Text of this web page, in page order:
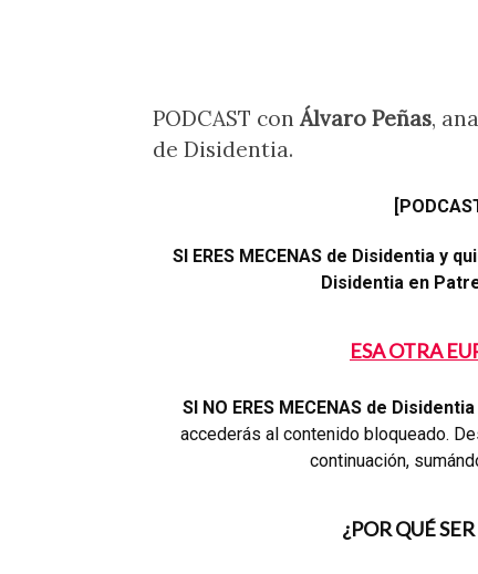
PODCAST con Álvaro Peñas,
de Disidentia.
SI ERES MECENAS de Disidentia y
Disidentia en
ESA OTRA
SI NO ERES MECENAS de
accederás al contenido bloqueado.
continuación,
¿POR QUÉ